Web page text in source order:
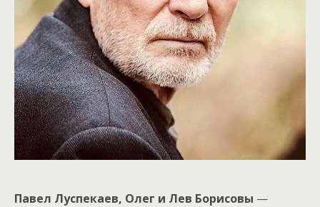
Павел Луспекаев, Олег и Лев Борисовы —